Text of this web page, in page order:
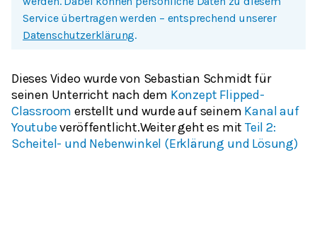
Service übertragen werden – entsprechend unserer
Datenschutzerklärung.
Dieses Video wurde von Sebastian Schmidt für
seinen Unterricht nach dem Konzept Flipped-
Classroom erstellt und wurde auf seinem Kanal auf
Youtubeveröffentlicht.Weiter geht es mit Teil 2:
Scheitel- und Nebenwinkel (Erklärung und Lösung)